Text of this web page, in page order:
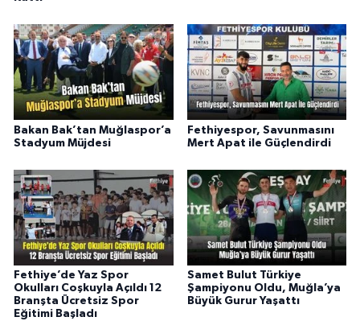
Bakan Bak’tan Muğlaspor’a
Stadyum Müjdesi
Fethiyespor, Savunmasını
Mert Apat ile Güçlendirdi
Fethiye’de Yaz Spor
Okulları Coşkuyla Açıldı 12
Branşta Ücretsiz Spor
Eğitimi Başladı
Samet Bulut Türkiye
Şampiyonu Oldu, Muğla’ya
Büyük Gurur Yaşattı